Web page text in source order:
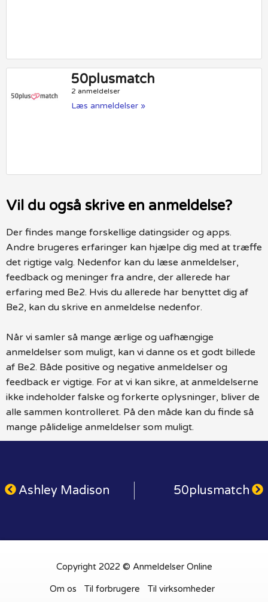
50plusmatch
2 anmeldelser
Læs anmeldelser »
Vil du også skrive en anmeldelse?
Der findes mange forskellige datingsider og apps.
Andre brugeres erfaringer kan hjælpe dig med at træffe
det rigtige valg. Nedenfor kan du læse anmeldelser,
feedback og meninger fra andre, der allerede har
erfaring med Be2. Hvis du allerede har benyttet dig af
Be2, kan du skrive en anmeldelse nedenfor.
Når vi samler så mange ærlige og uafhængige
anmeldelser som muligt, kan vi danne os et godt billede
af Be2. Både positive og negative anmeldelser og
feedback er vigtige. For at vi kan sikre, at anmeldelserne
ikke indeholder falske og forkerte oplysninger, bliver de
alle sammen kontrolleret. På den måde kan du finde så
mange pålidelige anmeldelser som muligt.
Ashley Madison 50plusmatch
Copyright 2022 © Anmeldelser Online
Om os Til forbrugere Til virksomheder